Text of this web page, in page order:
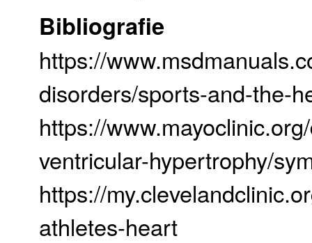
Bibliografie
https://
disorders/sports-and-the-
https://
ventricular-hypertrophy/
https://
athletes-heart